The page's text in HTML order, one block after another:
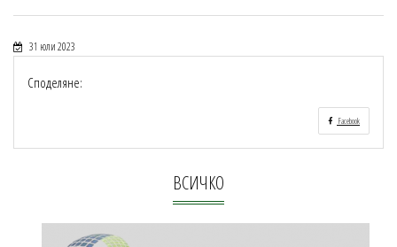
31 юли 2023
Споделяне:
Facebook
ВСИЧКО